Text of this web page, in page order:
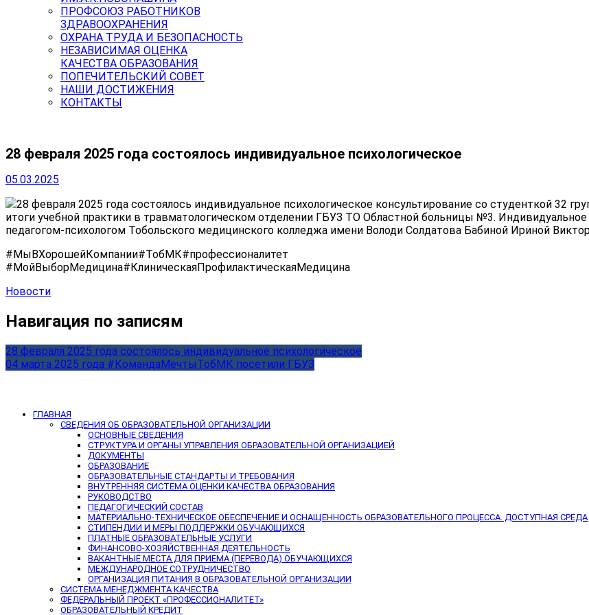
ПРОФСОЮЗ РАБОТНИКОВ
ЗДРАВООХРАНЕНИЯ
ОХРАНА ТРУДА И БЕЗОПАСНОСТЬ
НЕЗАВИСИМАЯ ОЦЕНКА
КАЧЕСТВА ОБРАЗОВАНИЯ
ПОПЕЧИТЕЛЬСКИЙ СОВЕТ
НАШИ ДОСТИЖЕНИЯ
КОНТАКТЫ
28 февраля 2025 года состоялось индивидуальное психологическое
05.03.2025
28 февраля 2025 года состоялось индивидуальное психологическое консультирование со студенткой 32
итоги учебной практики в травматологическом отделении ГБУЗ ТО Областной больницы №3.
педагогом-психологом Тобольского медицинского колледжа имени Володи Солдатова Бабиной Ириной
#МыВХорошейКомпании#ТобМК#профессионалитет
#МойВыборМедицина#КлиническаяПрофилактическаяМедицина
Новости
Навигация по записям
28 февраля 2025 года состоялось индивидуальное психологическое
04 марта 2025 года #КомандаМечтыТобМК посетили ГБУЗ
ГЛАВНАЯ
СВЕДЕНИЯ ОБ ОБРАЗОВАТЕЛЬНОЙ ОРГАНИЗАЦИИ
ОСНОВНЫЕ СВЕДЕНИЯ
СТРУКТУРА И ОРГАНЫ УПРАВЛЕНИЯ ОБРАЗОВАТЕЛЬНОЙ ОРГАНИЗАЦИЕЙ
ДОКУМЕНТЫ
ОБРАЗОВАНИЕ
ОБРАЗОВАТЕЛЬНЫЕ СТАНДАРТЫ И ТРЕБОВАНИЯ
ВНУТРЕННЯЯ СИСТЕМА ОЦЕНКИ КАЧЕСТВА ОБРАЗОВАНИЯ
РУКОВОДСТВО
ПЕДАГОГИЧЕСКИЙ СОСТАВ
МАТЕРИАЛЬНО-ТЕХНИЧЕСКОЕ ОБЕСПЕЧЕНИЕ И ОСНАЩЕННОСТЬ ОБРАЗОВАТЕЛЬНОГО ПРОЦЕССА. ДОСТУПНАЯ СРЕДА
СТИПЕНДИИ И МЕРЫ ПОДДЕРЖКИ ОБУЧАЮЩИХСЯ
ПЛАТНЫЕ ОБРАЗОВАТЕЛЬНЫЕ УСЛУГИ
ФИНАНСОВО-ХОЗЯЙСТВЕННАЯ ДЕЯТЕЛЬНОСТЬ
ВАКАНТНЫЕ МЕСТА ДЛЯ ПРИЕМА (ПЕРЕВОДА) ОБУЧАЮЩИХСЯ
МЕЖДУНАРОДНОЕ СОТРУДНИЧЕСТВО
ОРГАНИЗАЦИЯ ПИТАНИЯ В ОБРАЗОВАТЕЛЬНОЙ ОРГАНИЗАЦИИ
СИСТЕМА МЕНЕДЖМЕНТА КАЧЕСТВА
ФЕДЕРАЛЬНЫЙ ПРОЕКТ «ПРОФЕССИОНАЛИТЕТ»
ОБРАЗОВАТЕЛЬНЫЙ КРЕДИТ